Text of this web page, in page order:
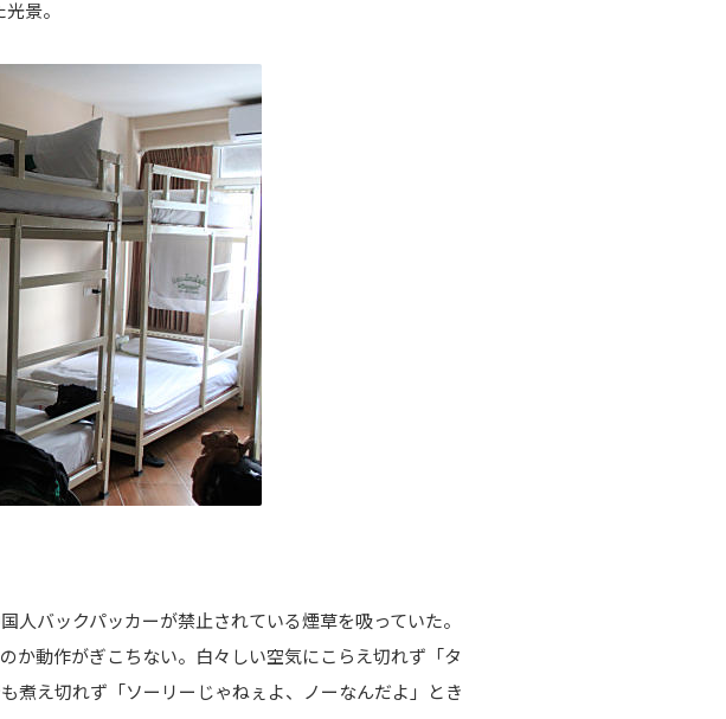
景。
バックパッカーが禁止されている煙草を吸っていた。
か動作がぎこちない。白々しい空気にこらえ切れず「タ
煮え切れず「ソーリーじゃねぇよ、ノーなんだよ」とき